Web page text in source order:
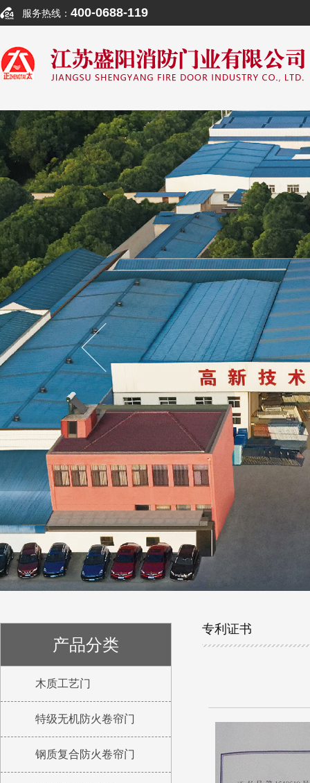
服务热线： 400-0688-119
产品分类
木质工艺门
特级无机防火卷帘门
钢质复合防火卷帘门
专利证书